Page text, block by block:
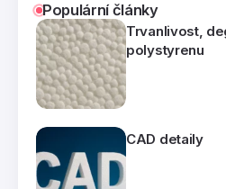
Populární články
Trvanlivost,
polystyrenu
CAD detaily